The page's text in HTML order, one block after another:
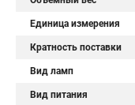
Единица измерения
Кратность поставки
Вид ламп
Вид питания